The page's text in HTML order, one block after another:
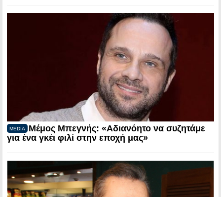
MEDIA
Μέμος Μπεγνής: «Αδιανόητο να συζητάμε
για ένα γκέι φιλί στην εποχή μας»